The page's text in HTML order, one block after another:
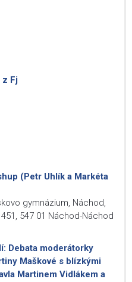
z Fj
(Petr Uhlík a Markéta
gymnázium, Náchod,
547 01 Náchod-Náchod
Debata moderátorky
Maškové s blízkými
Martinem Vidlákem a